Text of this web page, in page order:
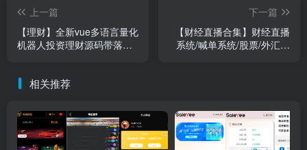
上一篇
【理财】全新vue多语言量化
机器人投资理财源码带落地
下一篇
【财经直播合集】财经直播
系统/喊单系统/股票/外汇直
相关推荐